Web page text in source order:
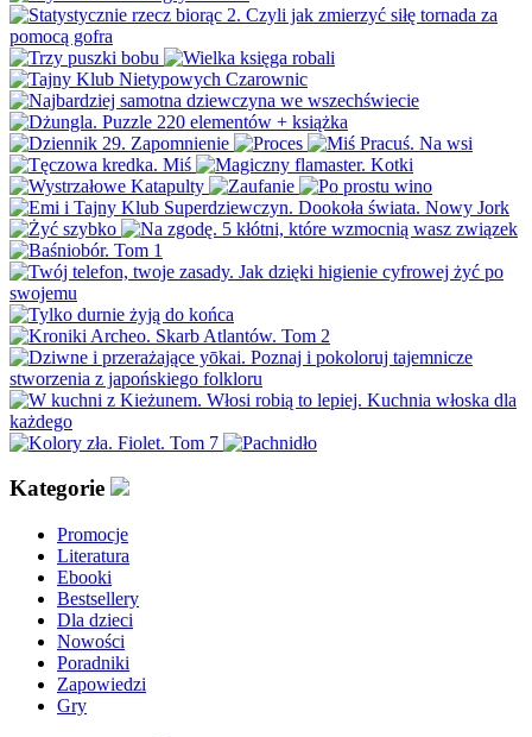
Kategorie
Promocje
Literatura
Ebooki
Bestsellery
Dla dzieci
Nowości
Poradniki
Zapowiedzi
Gry